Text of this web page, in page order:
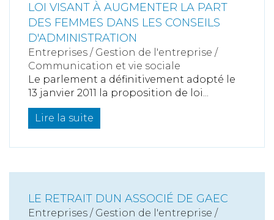
LOI VISANT À AUGMENTER LA PART
DES FEMMES DANS LES CONSEILS
D'ADMINISTRATION
Entreprises / Gestion de l'entreprise /
Communication et vie sociale
Le parlement a définitivement adopté le
13 janvier 2011 la proposition de loi...
Lire la suite
LE RETRAIT DUN ASSOCIÉ DE GAEC
Entreprises / Gestion de l'entreprise /